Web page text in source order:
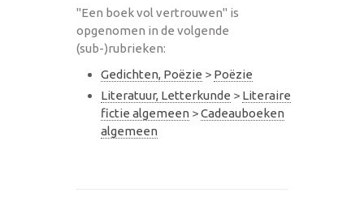
"Een boek vol vertrouwen" is
opgenomen in de volgende
(sub-)rubrieken:
Gedichten, Poëzie > Poëzie
Literatuur, Letterkunde > Literaire
fictie algemeen >Cadeauboeken
algemeen